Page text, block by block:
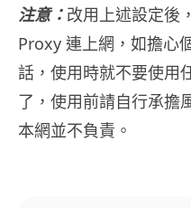
注意： 改用上述設定後
Proxy 連上網，如擔心
話，使用時就不要使用
了，使用前請自行承擔
本網並不負責。